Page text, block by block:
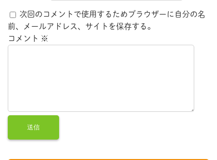
次回のコメントで使用するためブラウザーに自分の名
前、メールアドレス、サイトを保存する。
コメント ※